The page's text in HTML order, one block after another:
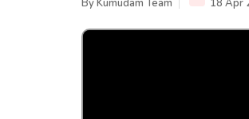
ByKumudam Team 18 Apr